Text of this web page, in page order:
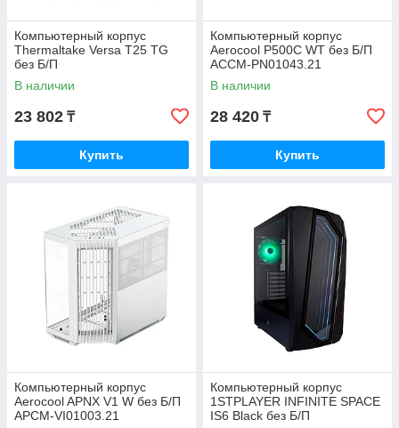
Компьютерный корпус
Thermaltake Versa T25 TG
без Б/П
В наличии
23 802 ₸
Купить
Компьютерный корпус
Aerocool P500C WT без Б/П
ACCM-PN01043.21
В наличии
28 420 ₸
Купить
Компьютерный корпус
Aerocool APNX V1 W без Б/П
APCM-VI01003.21
Компьютерный корпус
1STPLAYER INFINITE SPACE
IS6 Black без Б/П